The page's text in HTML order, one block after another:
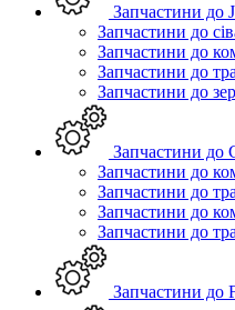
Запчастини до
Запчастини до
Запчастини до
Запчастини до
Запчастини до
Запчастини до
Запчастини до
Запчастини до
Запчастини до
Запчастини до
Запчастини до